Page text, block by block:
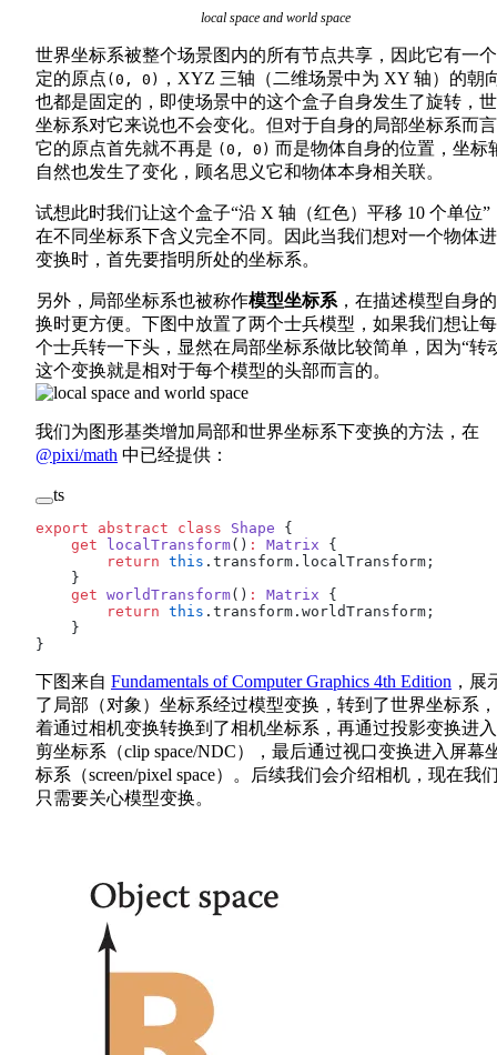
local space and world space
世界坐标系被整个场景图内的所有节点共享，因此它有一
定的原点 (0, 0)
，XYZ 三轴（二维场景中为 XY 轴）的朝
也都是固定的，即使场景中的这个盒子自身发生了旋转，
坐标系对它来说也不会变化。但对于自身的局部坐标系而
它的原点首先就不再是 (0, 0) 而是物体自身的位置，坐标
自然也发生了变化，顾名思义它和物体本身相关联。
试想此时我们让这个盒子“沿 X 轴（红色）平移 10 个单位”
在不同坐标系下含义完全不同。因此当我们想对一个物体
变换时，首先要指明所处的坐标系。
另外，局部坐标系也被称作模型坐标系 ，在描述模型自身
换时更方便。下图中放置了两个士兵模型，如果我们想让
个士兵转一下头，显然在局部坐标系做比较简单，因为“转
这个变换就是相对于每个模型的头部而言的。
我们为图形基类增加局部和世界坐标系下变换的方法，在
@pixi/math 中已经提供：
ts
export abstract class Shape {
    get
localTransform() : Matrix {
        return
this .transform.localTransform;
    }
    get
worldTransform() : Matrix {
        return
this .transform.worldTransform;
    }
}
下图来自 Fundamentals of Computer Graphics 4th Edition ，展
了局部（对象）坐标系经过模型变换，转到了世界坐标系
着通过相机变换转换到了相机坐标系，再通过投影变换进
剪坐标系（clip space/NDC），最后通过视口变换进入屏幕
标系（screen/pixel space）。后续我们会介绍相机，现在我
只需要关心模型变换。